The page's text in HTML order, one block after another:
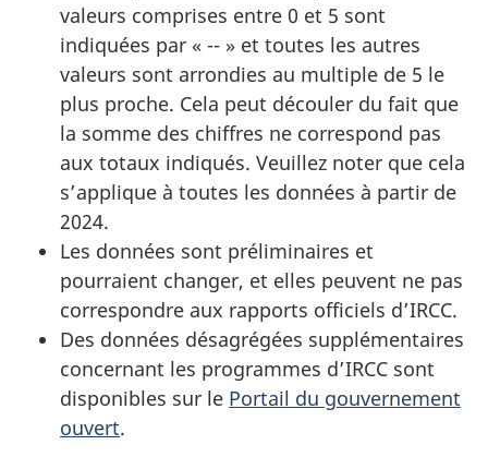
valeurs comprises entre 0 et 5 sont
indiquées par « -- » et toutes les autres
valeurs sont arrondies au multiple de 5 le
plus proche. Cela peut découler du fait que
la somme des chiffres ne correspond pas
aux totaux indiqués. Veuillez noter que cela
s’applique à toutes les données à partir de
2024.
Les données sont préliminaires et
pourraient changer, et elles peuvent ne pas
correspondre aux rapports officiels d’IRCC.
Des données désagrégées supplémentaires
concernant les programmes d’IRCC sont
disponibles sur le Portail du gouvernement
ouvert.